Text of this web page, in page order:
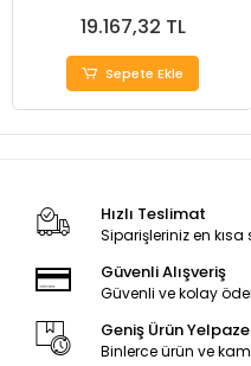
19.167,32 TL
Sepete Ekle
Hızlı Teslimat
Siparişleriniz en kısa
Güvenli Alışveriş
Güvenli ve kolay
Geniş Ürün
Binlerce ürün ve